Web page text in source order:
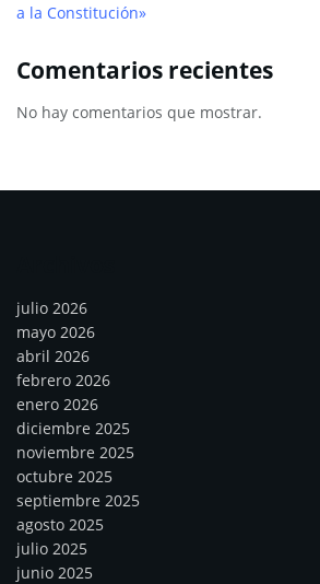
a la Constitución»
Comentarios recientes
No hay comentarios que mostrar.
julio 2026
mayo 2026
abril 2026
febrero 2026
enero 2026
diciembre 2025
noviembre 2025
octubre 2025
septiembre 2025
agosto 2025
julio 2025
junio 2025